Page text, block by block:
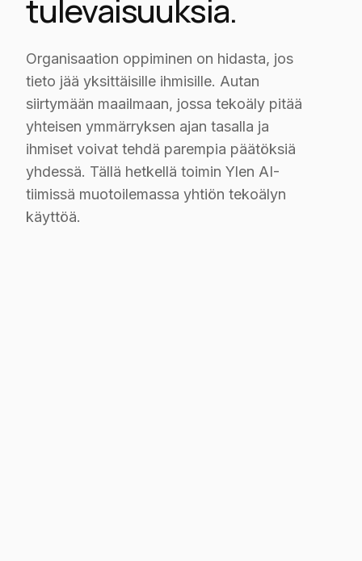
tulevaisuuksia.
Organisaation oppiminen on hidasta, jos
tieto jää yksittäisille ihmisille. Autan
siirtymään maailmaan, jossa tekoäly pitää
yhteisen ymmärryksen ajan tasalla ja
ihmiset voivat tehdä parempia päätöksiä
yhdessä. Tällä hetkellä toimin Ylen AI-
tiimissä muotoilemassa yhtiön tekoälyn
käyttöä.